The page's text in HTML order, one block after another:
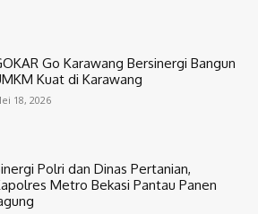
Go Karawang Bersinergi Bangun
Kuat di Karawang
18, 2026
Polri dan Dinas Pertanian,
Metro Bekasi Pantau Panen